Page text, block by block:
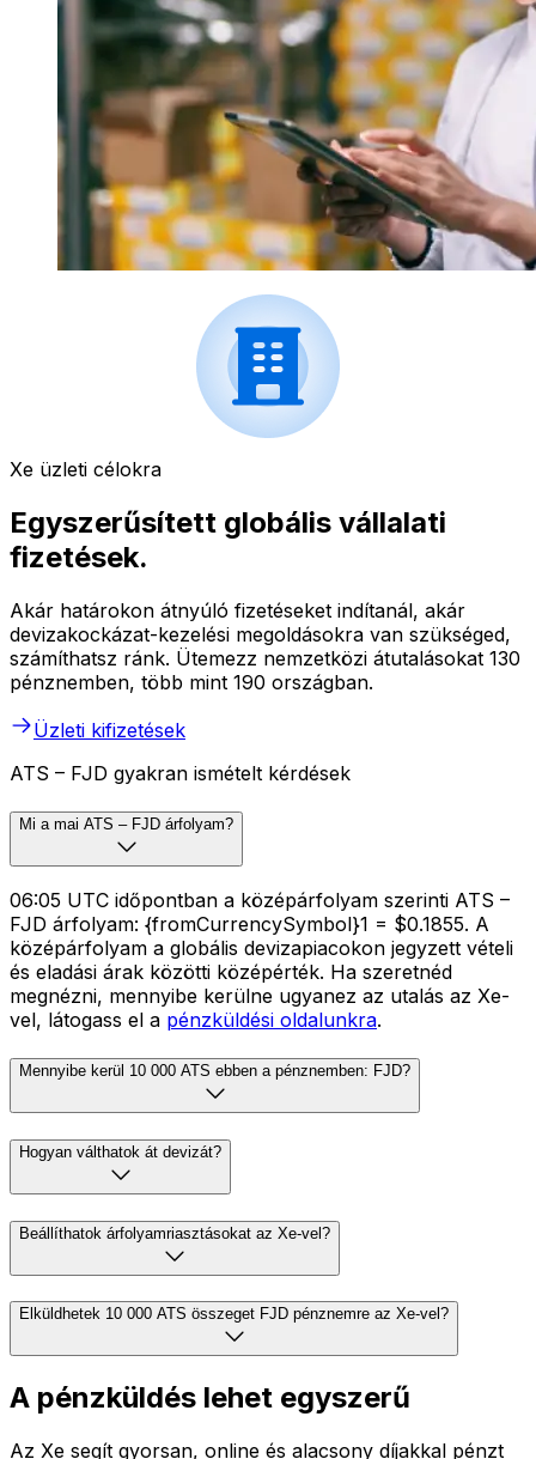
Xe üzleti célokra
Egyszerűsített globális vállalati
fizetések.
Akár határokon átnyúló fizetéseket indítanál, akár
devizakockázat-kezelési megoldásokra van szükséged,
számíthatsz ránk. Ütemezz nemzetközi átutalásokat 130
pénznemben, több mint 190 országban.
Üzleti kifizetések
ATS – FJD gyakran ismételt kérdések
Mi a mai ATS – FJD árfolyam?
06:05 UTC időpontban a középárfolyam szerinti ATS –
FJD árfolyam: {fromCurrencySymbol}1 = $0.1855. A
középárfolyam a globális devizapiacokon jegyzett vételi
és eladási árak közötti középérték. Ha szeretnéd
megnézni, mennyibe kerülne ugyanez az utalás az Xe-
vel, látogass el a pénzküldési oldalunkra.
Mennyibe kerül 10 000 ATS ebben a pénznemben: FJD?
Hogyan válthatok át devizát?
Beállíthatok árfolyamriasztásokat az Xe-vel?
Elküldhetek 10 000 ATS összeget FJD pénznemre az Xe-vel?
A pénzküldés lehet egyszerű
Az Xe segít gyorsan, online és alacsony díjakkal pénzt